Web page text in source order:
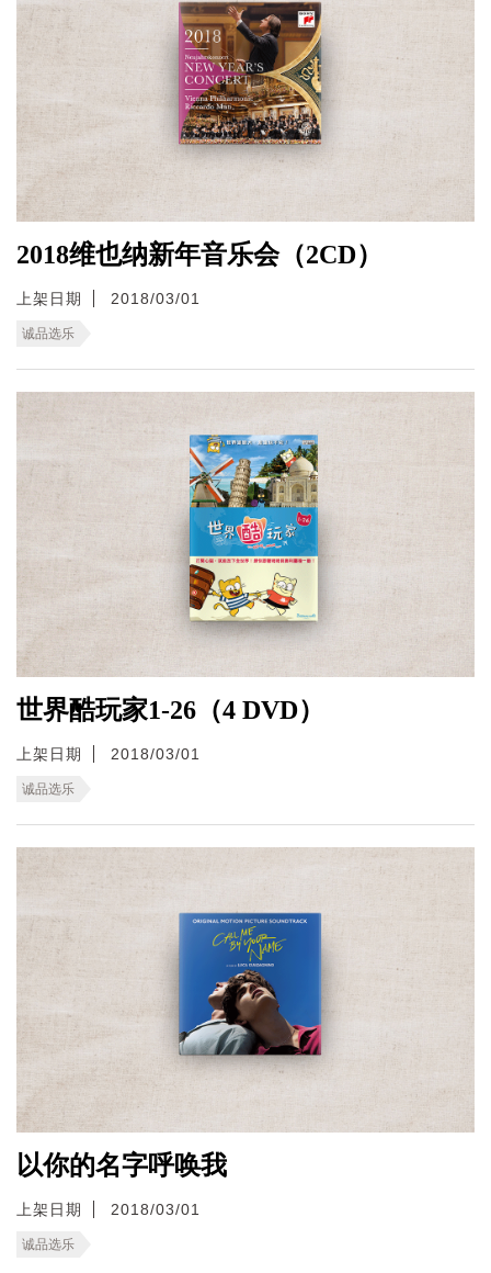
2018维也纳新年音乐会（2CD）
上架日期 2018/03/01
诚品选乐
世界酷玩家1-26（4 DVD）
上架日期 2018/03/01
诚品选乐
以你的名字呼唤我
上架日期 2018/03/01
诚品选乐